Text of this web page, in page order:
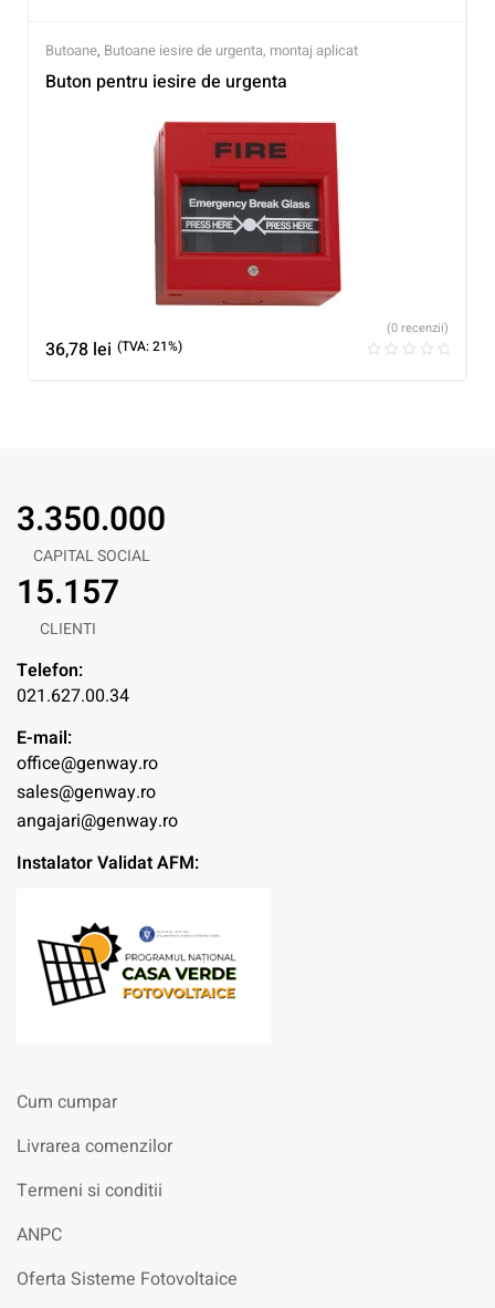
Butoane, Butoane iesire de urgenta, montaj aplicat
Buton pentru iesire de urgenta
36,78 lei (TVA: 21%)
(0 recenzii)
CAPITAL SOCIAL
3.350.000
CLIENTI
15.157
Telefon:
021.627.00.34
E-mail:
office@genway.ro
sales@genway.ro
angajari@genway.ro
Instalator Validat AFM:
Cum cumpar
Livrarea comenzilor
Termeni si conditii
ANPC
Oferta Sisteme Fotovoltaice